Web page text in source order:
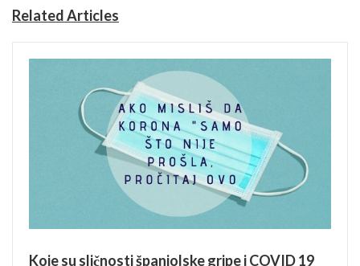
Related Articles
Koje su sličnosti španjolske gripe i COVID 19